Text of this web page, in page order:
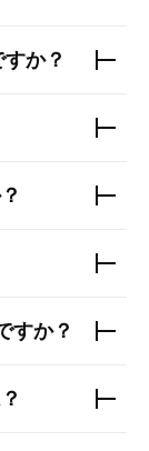
か？
すか？